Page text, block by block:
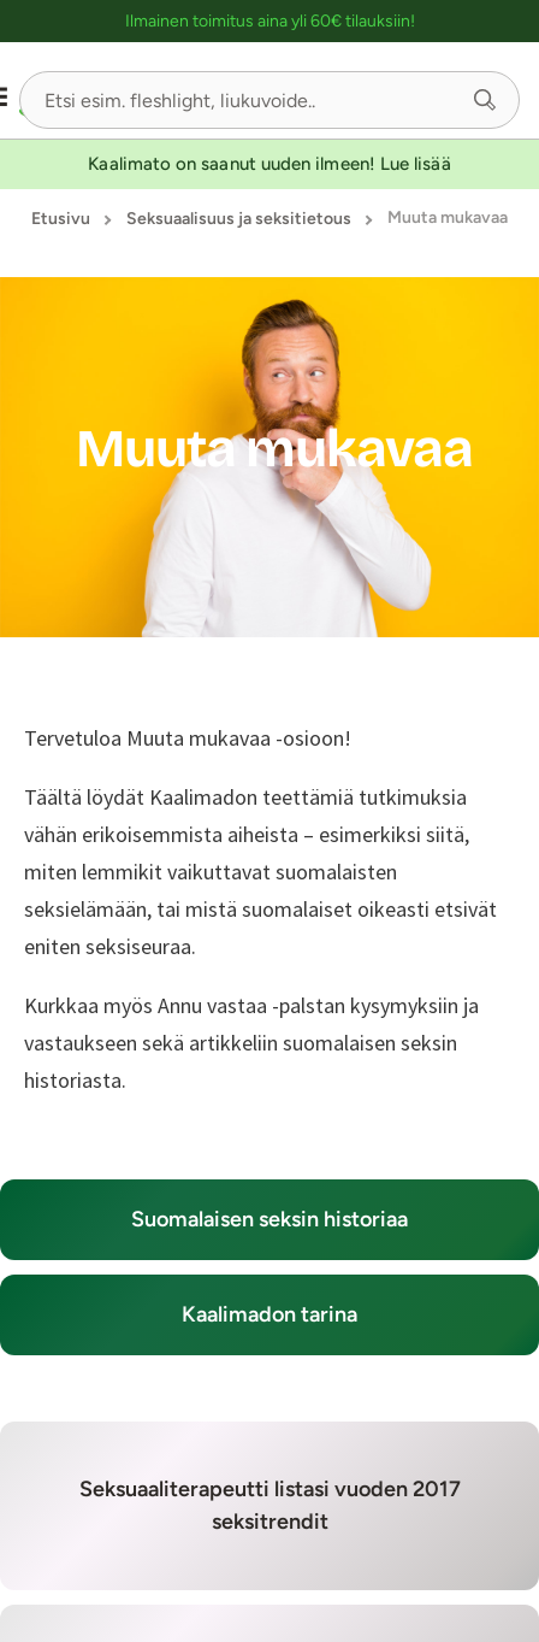
Ilmainen toimitus aina yli 60€ tilauksiin!
Kaalimato on saanut uuden ilmeen! Lue lisää
Etusivu Seksuaalisuus ja seksitietous Muuta mukavaa
Muuta mukavaa
Tervetuloa Muuta mukavaa -osioon!
Täältä löydät Kaalimadon teettämiä tutkimuksia
vähän erikoisemmista aiheista – esimerkiksi siitä,
miten lemmikit vaikuttavat suomalaisten
seksielämään, tai mistä suomalaiset oikeasti etsivät
eniten seksiseuraa.
Kurkkaa myös Annu vastaa -palstan kysymyksiin ja
vastaukseen sekä artikkeliin suomalaisen seksin
historiasta.
Suomalaisen seksin historiaa
Kaalimadon tarina
Seksuaaliterapeutti listasi vuoden 2017
seksitrendit